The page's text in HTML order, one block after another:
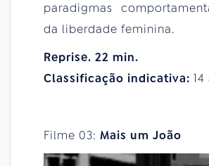
paradigmas
da liberdade feminina.
Reprise. 22 min.
Classificação indicativa:
Filme 03: Mais um João